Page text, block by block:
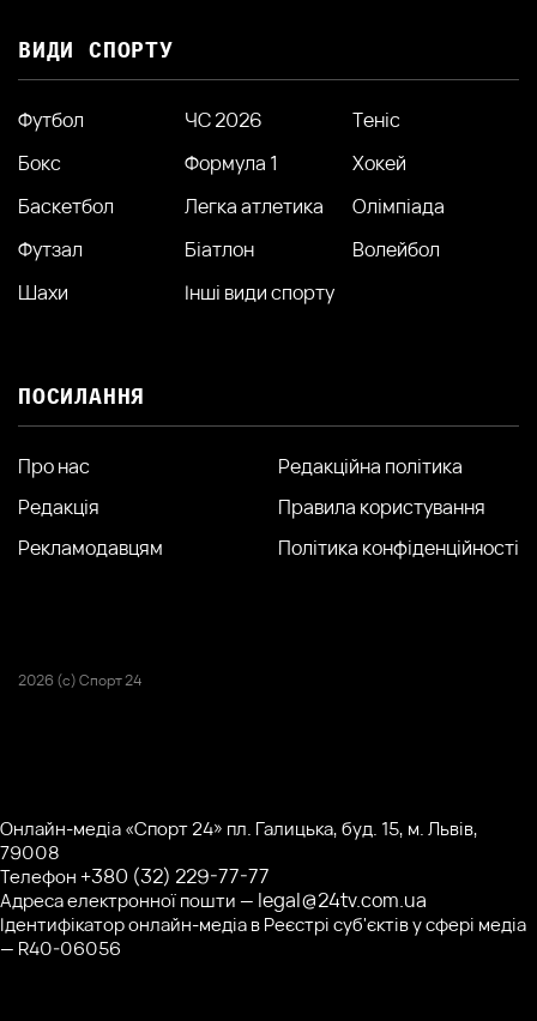
ВИДИ СПОРТУ
Футбол ЧС 2026
Теніс
Бокс
Формула 1
Хокей
Баскетбол
Легка атлетика
Олімпіада
Футзал
Біатлон
Волейбол
Шахи
Інші види спорту
ПОСИЛАННЯ
Про нас
Редакція
Рекламодавцям
Редакційна політика
Правила користування
Політика конфіденційності
2026 (с) Спорт 24
Онлайн-медіа «Спорт 24» пл. Галицька, буд. 15, м. Львів,
79008
Телефон +380 (32) 229-77-77
Адреса електронної пошти — legal@24tv.com.ua
Ідентифікатор онлайн-медіа в Реєстрі суб'єктів у сфері медіа
— R40-06056